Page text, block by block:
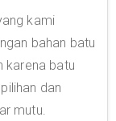
kami
bahan batu
karena batu
dan
mutu.